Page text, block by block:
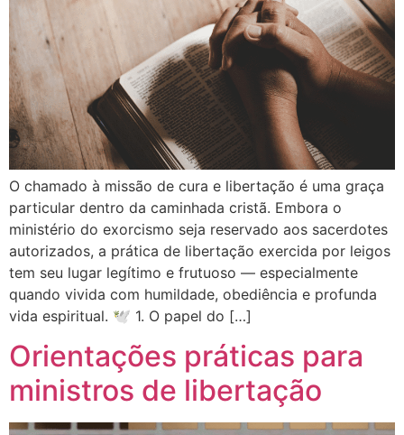
O chamado à missão de cura e libertação é uma graça
particular dentro da caminhada cristã. Embora o
ministério do exorcismo seja reservado aos sacerdotes
autorizados, a prática de libertação exercida por leigos
tem seu lugar legítimo e frutuoso — especialmente
quando vivida com humildade, obediência e profunda
vida espiritual. 🕊️ 1. O papel do […]
Orientações práticas para
ministros de libertação